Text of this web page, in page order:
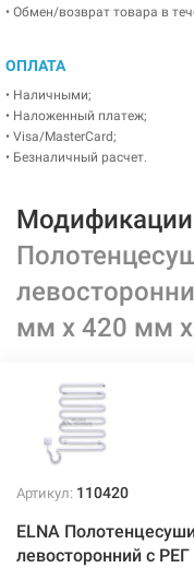
• Обмен/возврат товара в
ОПЛАТА
• Наличными;
• Наложенный платеж;
• Visa/MasterCard;
• Безналичный расчет.
Модификации
мм х 420 мм
Артикул: 110420
ELNA
левосторонний с